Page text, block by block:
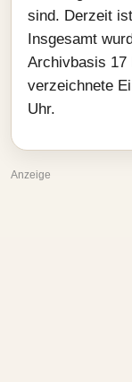
sind. Derzeit
Insgesamt
Archivbasis
verzeichnete
Uhr.
Anzeige